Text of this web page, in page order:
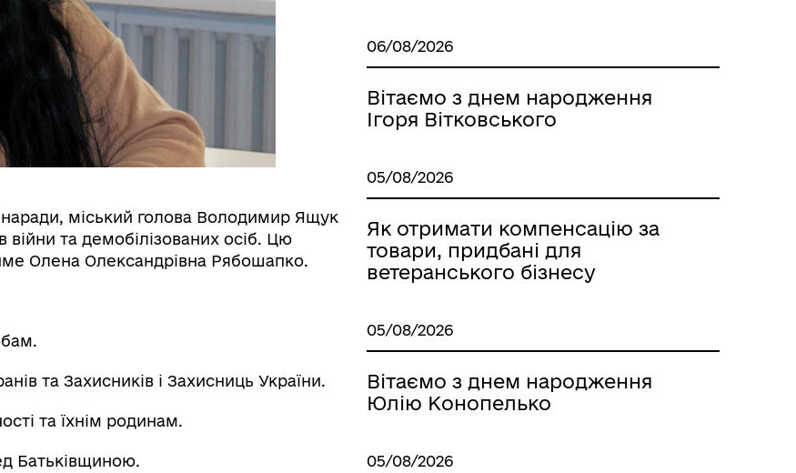
наради, міський голова Володимир Ящук
війни та демобілізованих осіб. Цю
Олена Олександрівна Рябошапко.
та Захисників і Захисниць України.
та їхнім родинам.
Батьківщиною.
06/08/2026
Вітаємо з днем народження
Ігоря Вітковського
05/08/2026
Як отримати компенсацію за
товари, придбані для
ветеранського бізнесу
05/08/2026
Вітаємо з днем народження
Юлію Конопелько
05/08/2026